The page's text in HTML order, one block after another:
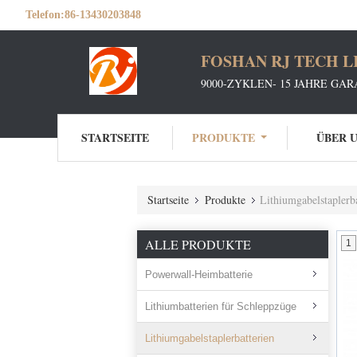
Telefon:86-13430203848
FOSHAN RJ TECH
9000-ZYKLEN- 15 JAHRE
STARTSEITE PRODUKTE ÜBER
Startseite Produkte
ALLE PRODUKTE
Powerwall-Heimbatterie
Lithiumbatterien für Schleppzüge
Lithiumgabelstaplerbatterien
1